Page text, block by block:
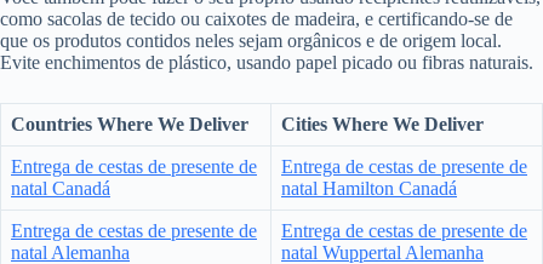
como sacolas de tecido ou caixotes de madeira, e certificando-se de
que os produtos contidos neles sejam orgânicos e de origem local.
Evite enchimentos de plástico, usando papel picado ou fibras naturais.
Countries Where We Deliver Cities Where We Deliver
Entrega de cestas de presente de
natal Canadá
Entrega de cestas de presente de
natal Hamilton Canadá
Entrega de cestas de presente de
natal Alemanha
Entrega de cestas de presente de
natal Wuppertal Alemanha